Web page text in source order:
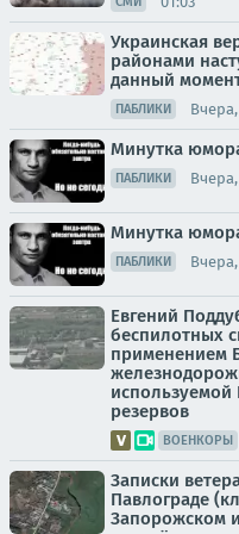
Украинская
районами
данный
ПАБЛИКИ
Минутка
ПАБЛИКИ
Минутка
ПАБЛИКИ Вчера,
Евгений
беспилотных
применением
используемой
резервов
ВОЕНКОРЫ
Записки
Павлограде
Запорожском